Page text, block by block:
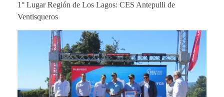
1° Lugar Región de Los Lagos: CES Antepulli de
Ventisqueros